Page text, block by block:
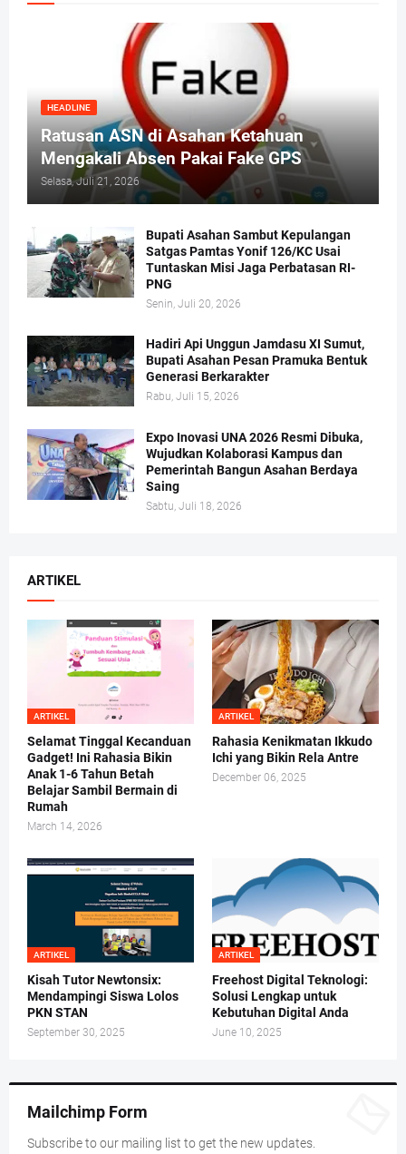
HEADLINE
Ratusan ASN di Asahan Ketahuan
Mengakali Absen Pakai Fake GPS
Selasa, Juli 21, 2026
Bupati Asahan Sambut Kepulangan
Satgas Pamtas Yonif 126/KC Usai
Tuntaskan Misi Jaga Perbatasan RI-
PNG
Senin, Juli 20, 2026
Hadiri Api Unggun Jamdasu XI Sumut,
Bupati Asahan Pesan Pramuka Bentuk
Generasi Berkarakter
Rabu, Juli 15, 2026
Expo Inovasi UNA 2026 Resmi Dibuka,
Wujudkan Kolaborasi Kampus dan
Pemerintah Bangun Asahan Berdaya
Saing
Sabtu, Juli 18, 2026
ARTIKEL
ARTIKEL
Selamat Tinggal Kecanduan
Gadget! Ini Rahasia Bikin
Anak 1-6 Tahun Betah
Belajar Sambil Bermain di
Rumah
March 14, 2026
ARTIKEL
Rahasia Kenikmatan Ikkudo
Ichi yang Bikin Rela Antre
December 06, 2025
ARTIKEL
Kisah Tutor Newtonsix:
Mendampingi Siswa Lolos
PKN STAN
September 30, 2025
ARTIKEL
Freehost Digital Teknologi:
Solusi Lengkap untuk
Kebutuhan Digital Anda
June 10, 2025
Mailchimp Form
Subscribe to our mailing list to get the new updates.